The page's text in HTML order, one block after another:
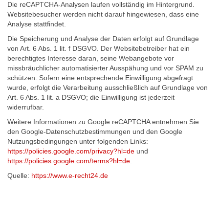
Die reCAPTCHA-Analysen laufen vollständig im Hintergrund.
Websitebesucher werden nicht darauf hingewiesen, dass eine
Analyse stattfindet.
Die Speicherung und Analyse der Daten erfolgt auf Grundlage
von Art. 6 Abs. 1 lit. f DSGVO. Der Websitebetreiber hat ein
berechtigtes Interesse daran, seine Webangebote vor
missbräuchlicher automatisierter Ausspähung und vor SPAM zu
schützen. Sofern eine entsprechende Einwilligung abgefragt
wurde, erfolgt die Verarbeitung ausschließlich auf Grundlage von
Art. 6 Abs. 1 lit. a DSGVO; die Einwilligung ist jederzeit
widerrufbar.
Weitere Informationen zu Google reCAPTCHA entnehmen Sie
den Google-Datenschutzbestimmungen und den Google
Nutzungsbedingungen unter folgenden Links:
https://policies.google.com/privacy?hl=de und
https://policies.google.com/terms?hl=de
Quelle: https://www.e-recht24.de